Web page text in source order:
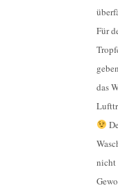
Für
das
nicht